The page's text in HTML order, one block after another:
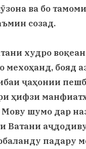
ва бо
созад.
худро
мехоҳанд, бояд
ҷаҳонии
ҳифзи
шумо дар
Ватани
падару